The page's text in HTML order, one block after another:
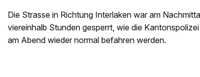
Die Strasse in Richtung Interlaken war am
viereinhalb Stunden gesperrt, wie die
am Abend wieder normal befahren werden.